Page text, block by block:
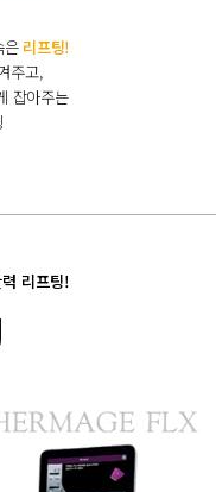
은 리프팅!
주고,
잡아주는
리프팅!